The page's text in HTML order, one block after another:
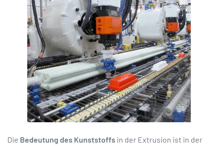
Die Bedeutung des Kunststoffs in der Extrusion ist in der